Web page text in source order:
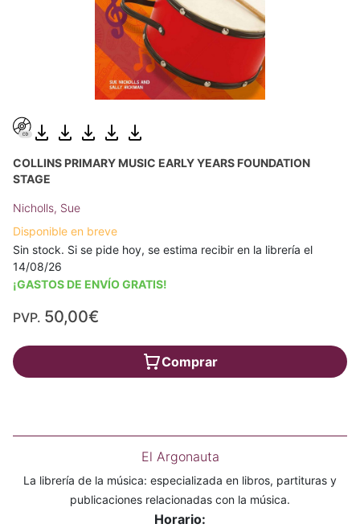
COLLINS PRIMARY MUSIC EARLY YEARS FOUNDATION
STAGE
Nicholls, Sue
Disponible en breve
Sin stock. Si se pide hoy, se estima recibir en la librería el
14/08/26
¡GASTOS DE ENVÍO GRATIS!
PVP. 50,00€
Comprar
El Argonauta
La librería de la música: especializada en libros, partituras y
publicaciones relacionadas con la música.
Horario: